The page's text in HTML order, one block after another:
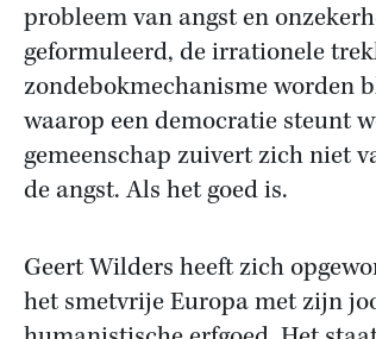
probleem van angst en
geformuleerd, de irrationele
zondebokmechanisme worden
waarop een democratie steunt
gemeenschap zuivert zich niet
de angst. Als het goed is.
Geert Wilders heeft zich
het smetvrije Europa met zijn